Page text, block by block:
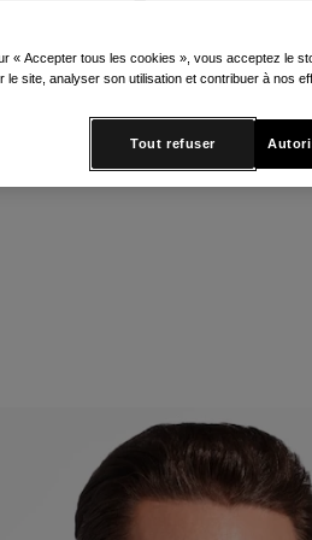
minéral de la
à
« Accepter tous les cookies », vous acceptez le
le site, analyser son utilisation et contribuer à nos
Tout refuser